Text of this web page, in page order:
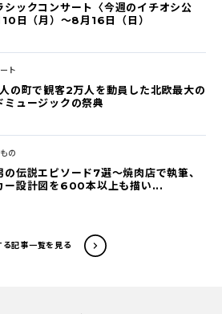
シックコンサート〈今週のイチオシ公
日（月）～8月16日（日）
ト
の町で観客2万人を動員した北欧最大の
ミュージックの祭典
の
の伝説エピソード7選〜焼肉店で執筆、
ー設計図を600本以上も描い...
る記事一覧を見る